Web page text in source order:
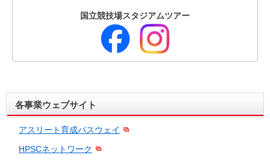
国立競技場スタジアムツアー
各事業ウェブサイト
アスリート育成パスウェイ
HPSCネットワーク